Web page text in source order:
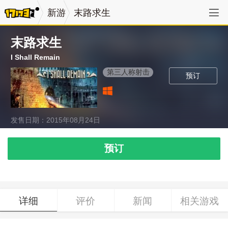
新游 末路求生
末路求生
I Shall Remain
预订
第三人称射击
发售日期：2015年08月24日
预订
详细 评价 新闻 相关游戏